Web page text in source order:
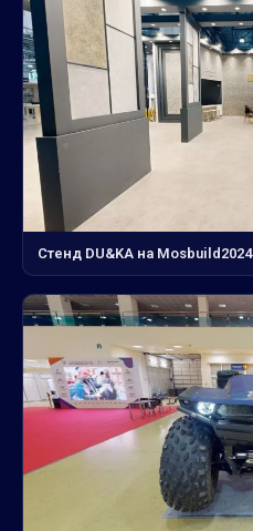
Стенд DU&KA на Mosbuild2024